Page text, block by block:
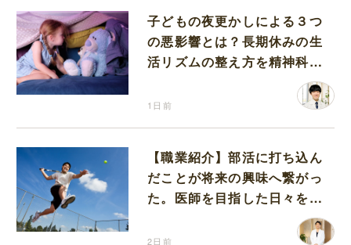
子どもの夜更かしによる３つ
の悪影響とは？長期休みの生
活リズムの整え方を精神科医
1日前
【職業紹介】部活に打ち込ん
だことが将来の興味へ繋がっ
た。医師を目指した日々を振
2日前